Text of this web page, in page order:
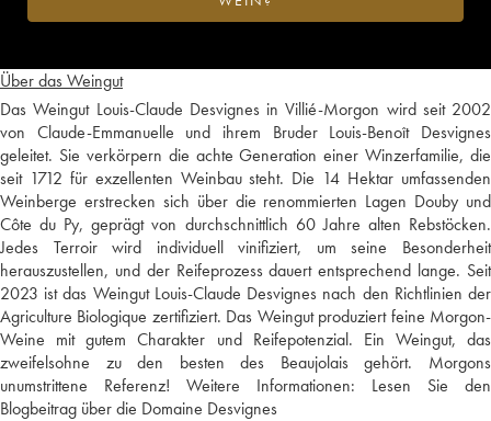
Über das Weingut
Das Weingut Louis-Claude Desvignes in Villié-Morgon wird seit 2002
von Claude-Emmanuelle und ihrem Bruder Louis-Benoît Desvignes
geleitet. Sie verkörpern die achte Generation einer Winzerfamilie, die
seit 1712 für exzellenten Weinbau steht. Die 14 Hektar umfassenden
Weinberge erstrecken sich über die renommierten Lagen Douby und
Côte du Py, geprägt von durchschnittlich 60 Jahre alten Rebstöcken.
Jedes Terroir wird individuell vinifiziert, um seine Besonderheit
herauszustellen, und der Reifeprozess dauert entsprechend lange. Seit
2023 ist das Weingut Louis-Claude Desvignes nach den Richtlinien der
Agriculture Biologique zertifiziert. Das Weingut produziert feine Morgon-
Weine mit gutem Charakter und Reifepotenzial. Ein Weingut, das
zweifelsohne zu den besten des Beaujolais gehört. Morgons
unumstrittene Referenz! Weitere Informationen: Lesen Sie den
Blogbeitrag über die Domaine Desvignes